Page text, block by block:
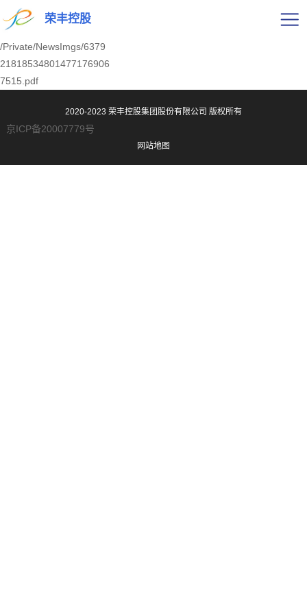
荣丰控股
/Private/NewsImgs/6379
21818534801477176906
7515.pdf
2020-2023 荣丰控股集团股份有限公司 版权所有
京ICP备20007779号
网站地图